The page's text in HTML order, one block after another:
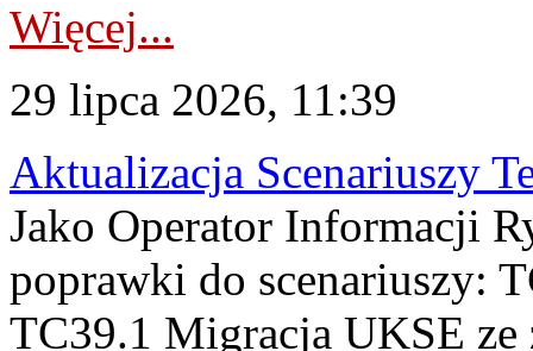
Więcej...
29 lipca 2026, 11:39
Aktualizacja Scenariuszy
Jako Operator Informacji
poprawki do scenariuszy:
TC39.1 Migracja UKSE